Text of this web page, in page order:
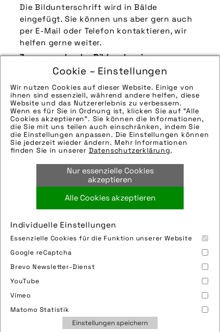
Cookie – Einstellungen
Wir nutzen Cookies auf dieser Website. Einige von
ihnen sind essenziell, während andere helfen, diese
Website und das Nutzererlebnis zu verbessern.
Wenn es für Sie in Ordnung ist, klicken Sie auf "Alle
Cookies akzeptieren". Sie können die Informationen,
die Sie mit uns teilen auch einschränken, indem Sie
die Einstellungen anpassen. Die Einstellungen können
Sie jederzeit wieder ändern. Mehr Informationen
finden Sie in unserer Datenschutzerklärung.
Nur essenzielle Cookies
akzeptieren
Alle Cookies akzeptieren
Individuelle Einstellungen
Essenzielle Cookies für die Funktion unserer Website
Google reCaptcha
Brevo Newsletter-Dienst
YouTube
Vimeo
Matomo Statistik
Einstellungen speichern
Die Bildunterschrift wird in Bälde
eingefügt. Sie können uns aber gern auch
per E-Mail oder Telefon kontaktieren, wir
helfen gerne weiter.
Zu verwendender Bildnachweis:
Quelle/Source [´www.pd-f.de / Arne
Bischoff´]
Technik-Info:
Die technischen Details werden in Bälde
eingefügt. Sie können uns aber gern auch
per E-Mail oder Telefon kontaktieren, wir
helfen gerne weiter.
ostern
Bild downloaden
Nutzungsbedingungen
Datenschutz
Cookies